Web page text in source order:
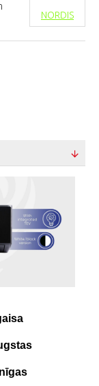
NORDIS